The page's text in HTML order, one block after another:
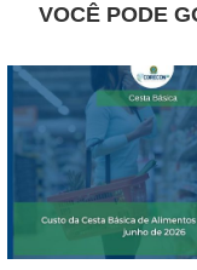
VOCÊ PODE